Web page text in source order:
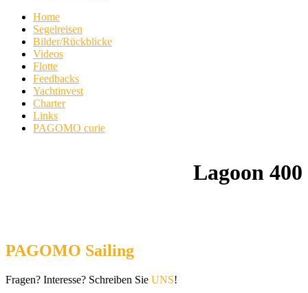
Home
Segelreisen
Bilder/Rückblicke
Videos
Flotte
Feedbacks
Yachtinvest
Charter
Links
PAGOMO curie
Lagoon 400
PAGOMO Sailing
Fragen? Interesse? Schreiben Sie UNS!